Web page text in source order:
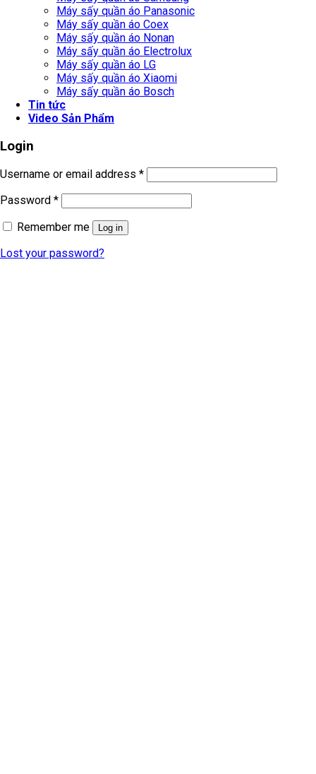
Máy sấy quần áo Panasonic
Máy sấy quần áo Coex
Máy sấy quần áo Nonan
Máy sấy quần áo Electrolux
Máy sấy quần áo LG
Máy sấy quần áo Xiaomi
Máy sấy quần áo Bosch
Tin tức
Video Sản Phẩm
Login
Username or email address *
Password *
Remember me
Log in
Lost your password?